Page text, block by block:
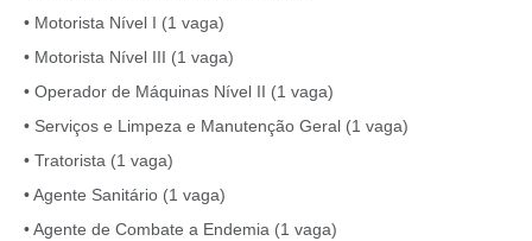
• Motorista Nível I (1 vaga)
• Motorista Nível III (1 vaga)
• Operador de Máquinas Nível II (1 vaga)
• Serviços e Limpeza e Manutenção Geral (1 vaga)
• Tratorista (1 vaga)
• Agente Sanitário (1 vaga)
• Agente de Combate a Endemia (1 vaga)